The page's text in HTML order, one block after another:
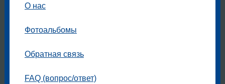
О нас
Фотоальбомы
Обратная связь
FAQ (вопрос/ответ)